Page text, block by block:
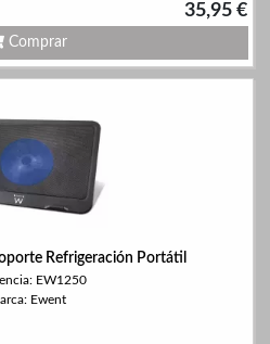
35,95 €
Comprar
Refrigeración Portátil
EW1250
Ewent